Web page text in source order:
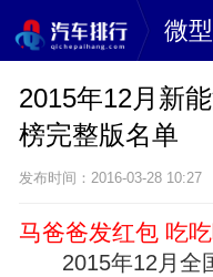
微型
2015年12月新
榜完整版名单
发布时间：2016-03-28 10:27
马爸爸发红包 吃
2015年12月全